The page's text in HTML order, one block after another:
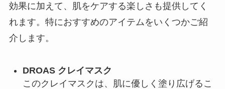
効果に加えて、肌をケアする楽しさも提供してく
れます。特におすすめのアイテムをいくつかご紹
介します。
DROAS クレイマスク
このクレイマスクは、肌に優しく塗り広げるこ